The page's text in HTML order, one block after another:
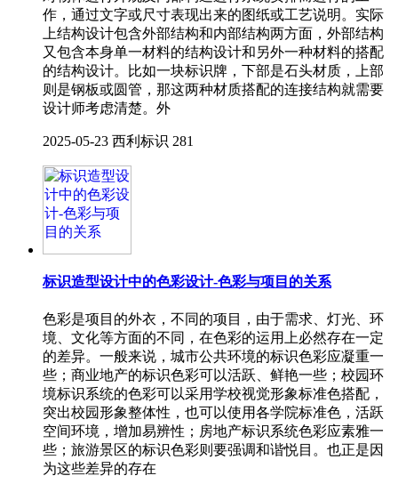
作，通过文字或尺寸表现出来的图纸或工艺说明。实际
上结构设计包含外部结构和内部结构两方面，外部结构
又包含本身单一材料的结构设计和另外一种材料的搭配
的结构设计。比如一块标识牌，下部是石头材质，上部
则是钢板或圆管，那这两种材质搭配的连接结构就需要
设计师考虑清楚。外
2025-05-23 西利标识 281
标识造型设计中的色彩设计-色彩与项目的关系
色彩是项目的外衣，不同的项目，由于需求、灯光、环
境、文化等方面的不同，在色彩的运用上必然存在一定
的差异。一般来说，城市公共环境的标识色彩应凝重一
些；商业地产的标识色彩可以活跃、鲜艳一些；校园环
境标识系统的色彩可以采用学校视觉形象标准色搭配，
突出校园形象整体性，也可以使用各学院标准色，活跃
空间环境，增加易辨性；房地产标识系统色彩应素雅一
些；旅游景区的标识色彩则要强调和谐悦目。也正是因
为这些差异的存在